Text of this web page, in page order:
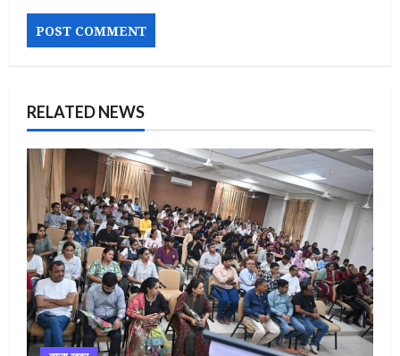
RELATED NEWS